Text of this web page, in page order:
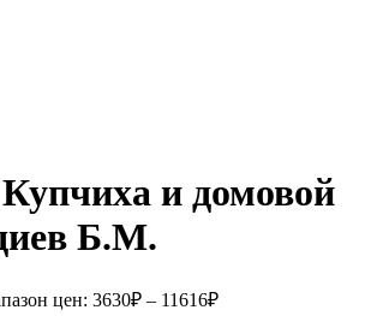
и домовой
Б.М.
цен: 3630₽ – 11616₽